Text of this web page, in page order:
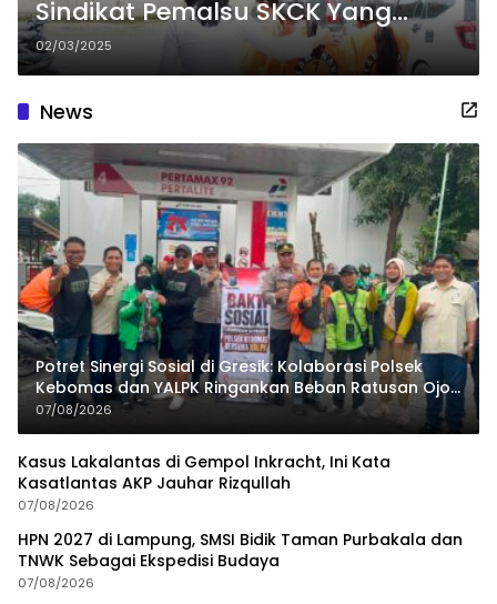
Sindikat Pemalsu SKCK Yang
Beraksi Sejak 2022
02/03/2025
News
Potret Sinergi Sosial di Gresik: Kolaborasi Polsek
Kebomas dan YALPK Ringankan Beban Ratusan Ojol
dan Warga
07/08/2026
Kasus Lakalantas di Gempol Inkracht, Ini Kata
Kasatlantas AKP Jauhar Rizqullah
07/08/2026
HPN 2027 di Lampung, SMSI Bidik Taman Purbakala dan
TNWK Sebagai Ekspedisi Budaya
07/08/2026